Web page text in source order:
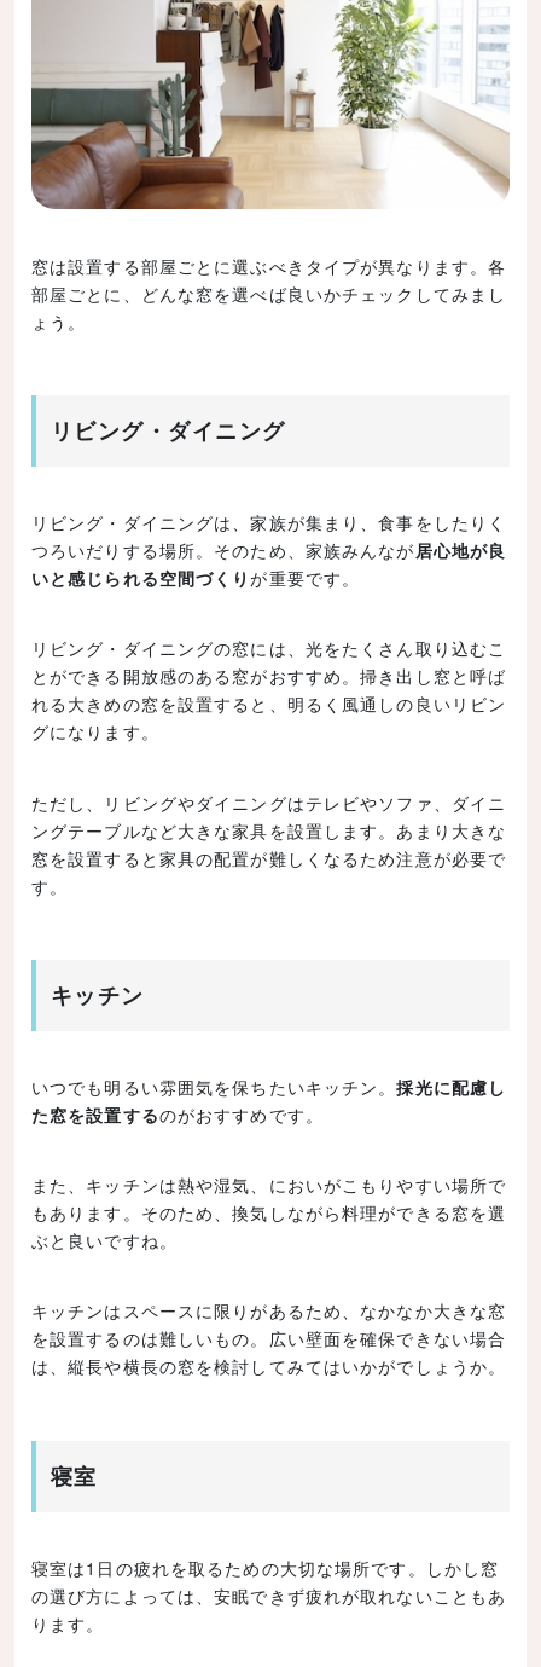
窓は設置する部屋ごとに選ぶべきタイプが異なります。各
部屋ごとに、どんな窓を選べば良いかチェックしてみまし
ょう。
リビング・ダイニング
リビング・ダイニングは、家族が集まり、食事をしたりく
つろいだりする場所。そのため、家族みんなが居心地が良
いと感じられる空間づくりが重要です。
リビング・ダイニングの窓には、光をたくさん取り込むこ
とができる開放感のある窓がおすすめ。掃き出し窓と呼ば
れる大きめの窓を設置すると、明るく風通しの良いリビン
グになります。
ただし、リビングやダイニングはテレビやソファ、ダイニ
ングテーブルなど大きな家具を設置します。あまり大きな
窓を設置すると家具の配置が難しくなるため注意が必要で
す。
キッチン
いつでも明るい雰囲気を保ちたいキッチン。採光に配慮し
た窓を設置するのがおすすめです。
また、キッチンは熱や湿気、においがこもりやすい場所で
もあります。そのため、換気しながら料理ができる窓を選
ぶと良いですね。
キッチンはスペースに限りがあるため、なかなか大きな窓
を設置するのは難しいもの。広い壁面を確保できない場合
は、縦長や横長の窓を検討してみてはいかがでしょうか。
寝室
寝室は1日の疲れを取るための大切な場所です。しかし窓
の選び方によっては、安眠できず疲れが取れないこともあ
ります。